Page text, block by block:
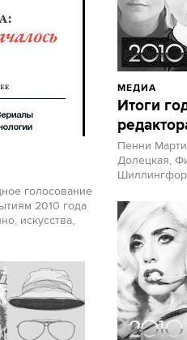
голосование
2010 года
искусства,
МЕДИА
Итоги
Пенни
Долецкая,